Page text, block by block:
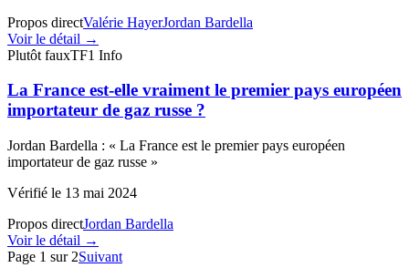
Propos directValérie HayerJordan Bardella
Voir le détail →
Plutôt fauxTF1 Info
La France est-elle vraiment le premier pays européen
importateur de gaz russe ?
Jordan Bardella : « La France est le premier pays européen
importateur de gaz russe »
Vérifié le 13 mai 2024
Propos directJordan Bardella
Voir le détail →
Page 1 sur 2Suivant